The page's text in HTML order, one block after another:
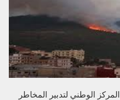
الوطني لتدبير المخاطر